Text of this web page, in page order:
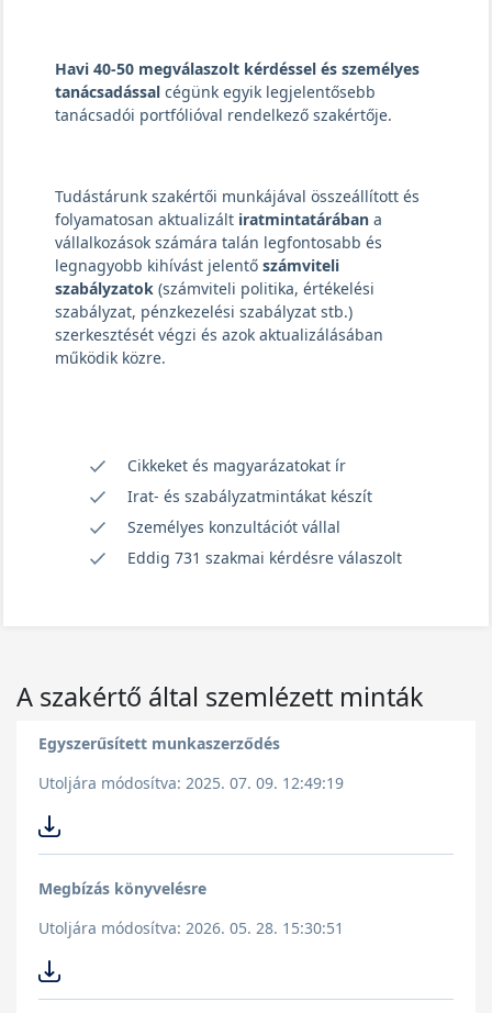
Havi 40-50 megválaszolt kérdéssel és személyes
tanácsadással cégünk egyik legjelentősebb
tanácsadói portfólióval rendelkező szakértője.
Tudástárunk szakértői munkájával összeállított és
folyamatosan aktualizált iratmintatárában a
vállalkozások számára talán legfontosabb és
legnagyobb kihívást jelentő számviteli
szabályzatok (számviteli politika, értékelési
szabályzat, pénzkezelési szabályzat stb.)
szerkesztését végzi és azok aktualizálásában
működik közre.
Cikkeket és magyarázatokat ír
Irat- és szabályzatmintákat készít
Személyes konzultációt vállal
Eddig 731 szakmai kérdésre válaszolt
A szakértő által szemlézett minták
Egyszerűsített munkaszerződés
Utoljára módosítva: 2025. 07. 09. 12:49:19
Megbízás könyvelésre
Utoljára módosítva: 2026. 05. 28. 15:30:51